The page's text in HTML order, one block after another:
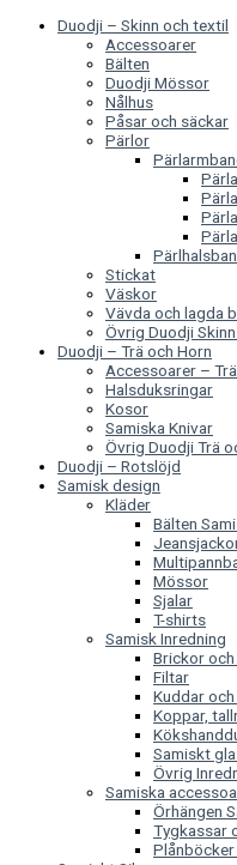
Duodji – Skinn och textil
Accessoarer
Bälten
Duodji Mössor
Nålhus
Påsar och säckar
Pärlor
Stickat
Väskor
Vävda och lagda
Övrig Duodji
Duodji – Trä och Horn
Accessoarer –
Halsduksringar
Kosor
Samiska Knivar
Övrig Duodji Trä
Duodji – Rotslöjd
Samisk design
Kläder
Bälten
Mössor
Sjalar
T-shirts
Samisk Inredning
Brickor
Filtar
Kuddar
Koppar,
Samiskt
Övrig
Samiska
Örhängen
Tygkassar